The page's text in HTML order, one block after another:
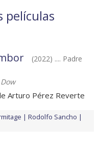
películas
(2022) .... Padre
Arturo Pérez Reverte
Rodolfo Sancho